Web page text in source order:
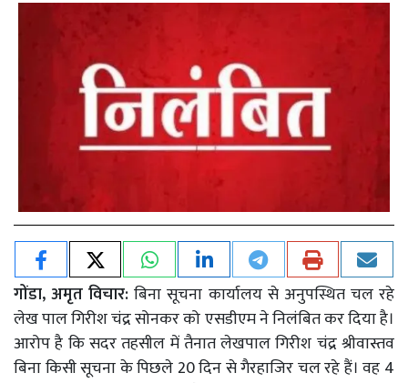
गोंडा, अमृत विचार: बिना सूचना कार्यालय से अनुपस्थित चल रहे
लेख पाल गिरीश चंद्र सोनकर को एसडीएम ने निलंबित कर दिया है‌।‌
आरोप है कि सदर तहसील में तैनात लेखपाल गिरीश चंद्र श्रीवास्तव
बिना किसी सूचना के पिछले 20 दिन से गैरहाजिर चल रहे हैं। वह 4